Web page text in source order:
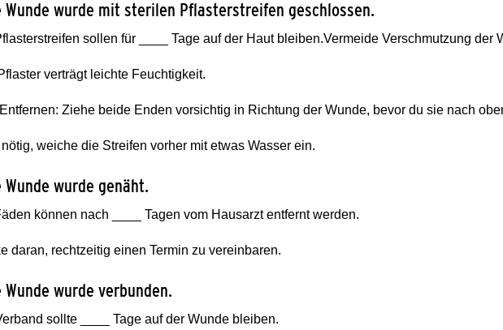
Wunde wurde mit sterilen Pflasterstreifen geschlossen.
sollen für ____ Tage auf der Haut bleiben.Vermeide Verschmutzung der
verträgt leichte Feuchtigkeit.
Ziehe beide Enden vorsichtig in Richtung der Wunde, bevor du sie nach
weiche die Streifen vorher mit etwas Wasser ein.
Wunde wurde genäht.
können nach ____ Tagen vom Hausarzt entfernt werden.
daran, rechtzeitig einen Termin zu vereinbaren.
Wunde wurde verbunden.
sollte ____ Tage auf der Wunde bleiben.